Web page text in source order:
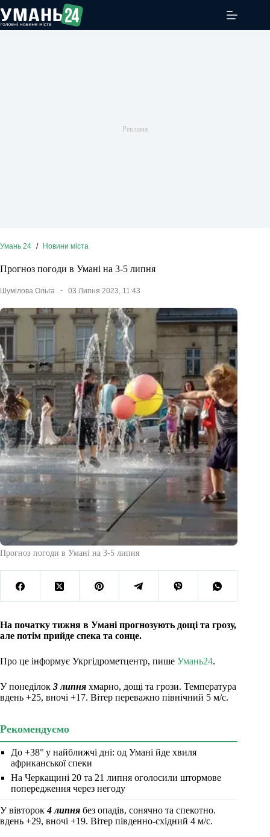
до
вмісту
Умань 24 / Новини міста
Прогноз погоди в Умані на 3-5 липня
Шумілова Ольга 03 Липня 2023, 11:43
Прогноз погоди в Умані на 3-5 липня
На початку тижня в Умані прогнозують дощі та грозу,
але потім прийде спека та сонце.
Про це інформує Укргідрометцентр, пише Умань24.
У понеділок 3 липня хмарно, дощі та грози. Температура
вдень +25, вночі +17. Вітер переважно північний 5 м/с.
Рекомендуємо
До +38° у найближчі дні: од Умані йде хвиля
африканської спеки
На Черкащині 20 та 21 липня оголосили штормове
попередження через негоду
У вівторок4 липня без опадів, сонячно та спекотно.
вдень +29, вночі +19. Вітер південно-східний 4 м/с.